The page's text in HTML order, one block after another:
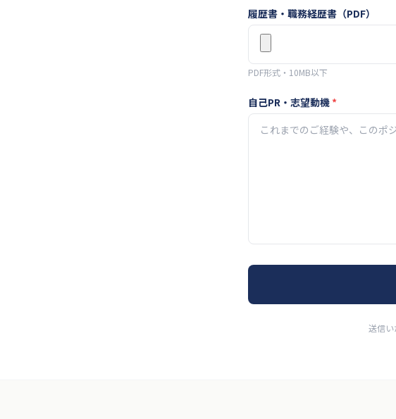
履歴書・職務経歴書（PDF）
PDF形式・10MB以下
自己PR・志望動機 *
送信い